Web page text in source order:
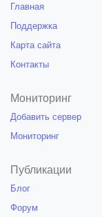
Главная
Поддержка
Карта сайта
Контакты
Мониторинг
Добавить сервер
Мониторинг
Публикации
Блог
Форум